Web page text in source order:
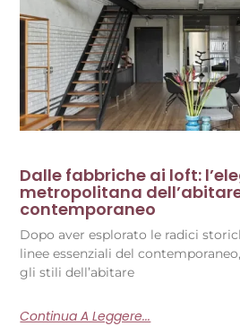
Dalle fabbriche ai loft:
metropolitana
contemporaneo
Dopo aver esplorato le radici
linee essenziali del
gli stili dell’abitare
Continua A Leggere...